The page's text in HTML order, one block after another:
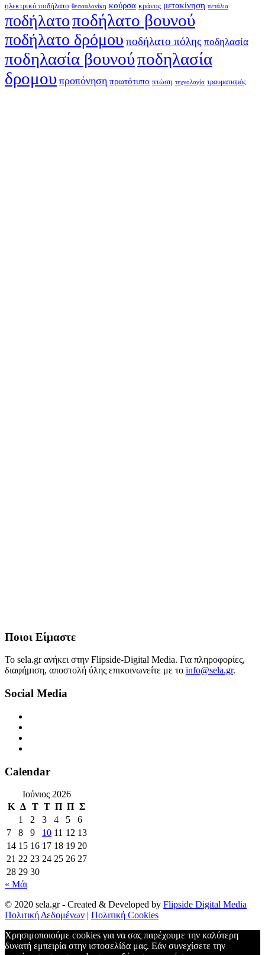
ηλεκτρικό ποδήλατο θεσσαλονίκη κούρσα κράνος μετακίνηση πετάλια
ποδήλατοποδήλατο βουνού
ποδήλατο δρόμου ποδήλατο πόλης ποδηλασία
ποδηλασία βουνούποδηλασία
δρομου προπόνηση πρωτότυπο πτώση τεχνολογία τραυματισμός
Ποιοι Είμαστε
Το sela.gr ανήκει στην Flipside-Digital Media. Για πληροφορίες,
διαφήμιση, αποστολή ύλης επικοινωνείτε με το info@sela.gr.
Social Media
Calendar
Ιούνιος 2026
Κ Δ Τ Τ Π Π Σ
1
2 3 4 5
6
7
8 9 10 11 12 13
14 15 16 17 18 19 20
21 22 23 24 25 26 27
28 29 30
« Μάι
© 2020 sela.gr - Created & Developed by Flipside Digital Media
Πολιτική Δεδομένων | Πολιτική Cookies
Χρησιμοποιούμε cookies για να σας παρέχουμε την καλύτερη
δυνατή εμπειρία στην ιστοσελίδα μας. Εάν συνεχίσετε την